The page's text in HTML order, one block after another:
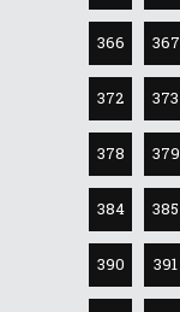
366 367
372 373
378 379
384 385
390 391